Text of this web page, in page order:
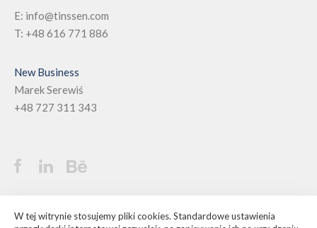
E: info@tinssen.com
T: +48 616 771 886
New Business
Marek Serewiś
+48 727 311 343
©Tinssen - Agencja brandingowa
W tej witrynie stosujemy pliki cookies. Standardowe ustawienia